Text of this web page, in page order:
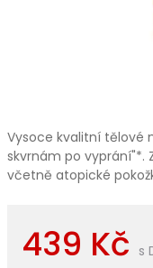
Vysoce kvalitní tělové
skvrnám po vyprání"*.
včetně atopické
439 Kč s